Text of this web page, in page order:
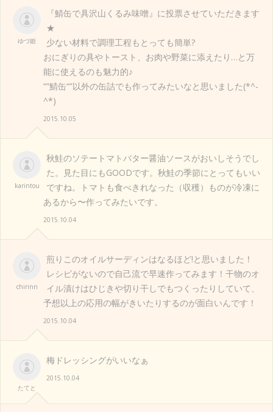
ゆづ姫
『鯖缶で具沢山くるみ味噌』に投票させていただきます
★
少ない材料で調理工程もとっても簡単?
おにぎりの具やトースト、お肉や野菜に添えたり…と万
能に使えるのも魅力的♪
“”鯖缶“”以外の缶詰でも作ってみたいなと思いました(*^-
^*)
2015.10.05
karintou
秋鮭のソテートマトバター醤油ソースがおいしそうでし
た。見た目にもGOODです。秋鮭の季節にとってもいい
ですね。トマトも食べきれなった（収穫）ものが冷凍に
あるから〜作ってみたいです。
2015.10.04
chirinn
煎りこのオイルサーディンはなるほど!と思いました！
レシピがないので自己流で早速作ってみます！干物のオ
イル漬けはひじきや切り干しでもつくったりしていて、
予想以上の応用の幅がきいたりするのが面白いんです！
2015.10.04
たてと
梅ドレッシングがいいなぁ
2015.10.04